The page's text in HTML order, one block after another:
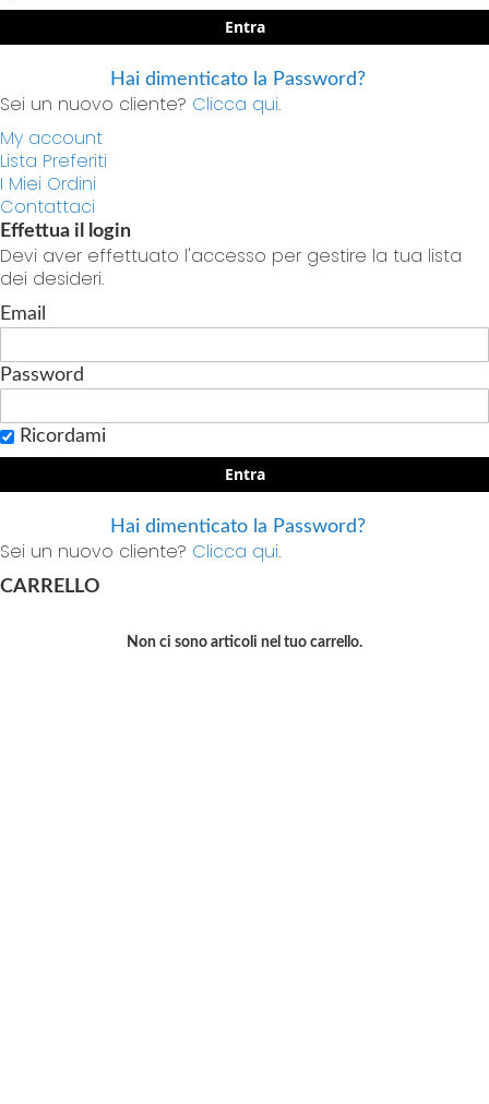
Entra
Hai dimenticato la Password?
Sei un nuovo cliente? Clicca qui.
My account
Lista Preferiti
I Miei Ordini
Contattaci
Effettua il login
Devi aver effettuato l'accesso per gestire la tua lista
dei desideri.
Email
Password
Ricordami
Entra
Hai dimenticato la Password?
Sei un nuovo cliente? Clicca qui.
CARRELLO
Non ci sono articoli nel tuo carrello.